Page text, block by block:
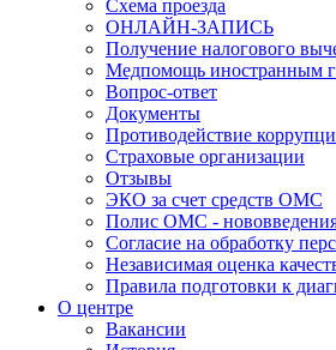
Схема проезда
ОНЛАЙН-ЗАПИСЬ
Получение налогового
Медпомощь иностранным
Вопрос-ответ
Документы
Противодействие
Страховые организации
Отзывы
ЭКО за счет средств ОМС
Полис ОМС -
Согласие на обработку
Независимая оценка
Правила подготовки к
О центре
Вакансии